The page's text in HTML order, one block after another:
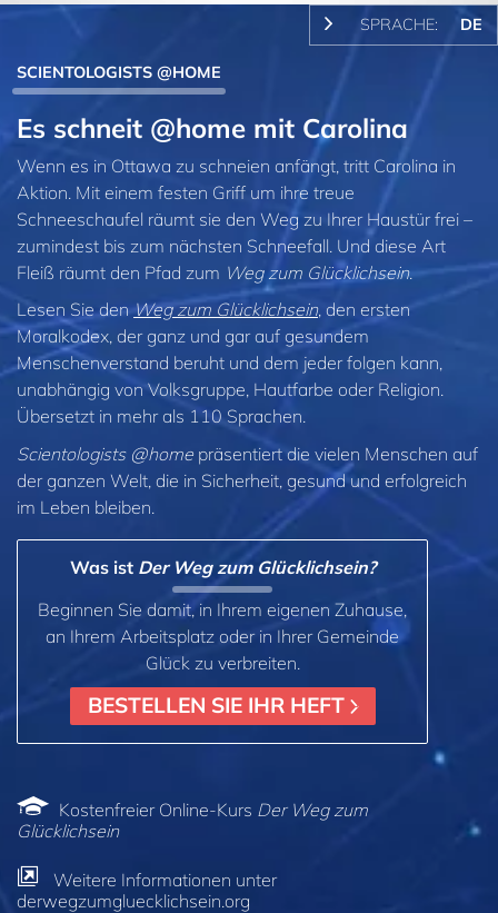
SPRACHE: DE
SCIENTOLOGISTS @HOME
Es schneit @home mit Carolina
Wenn es in Ottawa zu schneien anfängt, tritt Carolina in
Aktion. Mit einem festen Griff um ihre treue
Schneeschaufel räumt sie den Weg zu Ihrer Haustür frei –
zumindest bis zum nächsten Schneefall. Und diese Art
Fleiß räumt den Pfad zum Weg zum Glücklichsein.
Lesen Sie denWeg zum Glücklichsein, den ersten
Moralkodex, der ganz und gar auf gesundem
Menschenverstand beruht und dem jeder folgen kann,
unabhängig von Volksgruppe, Hautfarbe oder Religion.
Übersetzt in mehr als 110 Sprachen.
Scientologists @home präsentiert die vielen Menschen auf
der ganzen Welt, die in Sicherheit, gesund und erfolgreich
im Leben bleiben.
Was ist Der Weg zum Glücklichsein?
Beginnen Sie damit, in Ihrem eigenen Zuhause,
an Ihrem Arbeitsplatz oder in Ihrer Gemeinde
Glück zu verbreiten.
BESTELLEN SIE IHR HEFT
Kostenfreier Online-Kurs Der Weg zum
Glücklichsein
Weitere Informationen unter
derwegzumgluecklichsein.org